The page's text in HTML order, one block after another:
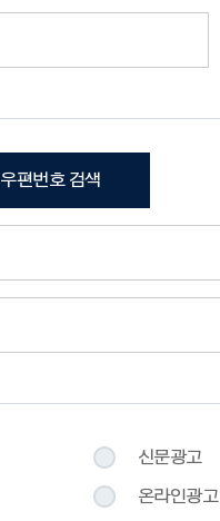
우편번호 검색
신문광고
온라인광고